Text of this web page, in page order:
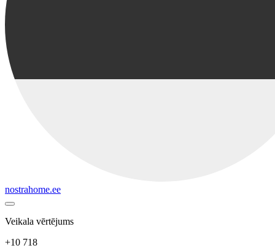
nostrahome.ee
Veikala vērtējums
+10 718